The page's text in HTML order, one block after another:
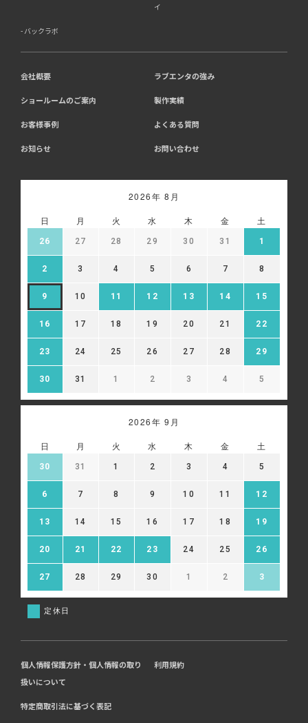
イ
バックラボ
会社概要 ラブエンタの強み
ショールームのご案内 製作実績
お客様事例 よくある質問
お知らせ お問い合わせ
2026年 8月
日 月 火 水 木 金 土
26 27 28 29 30 31 1
2 3 4 5 6 7 8
9 10 11 12 13 14 15
16 17 18 19 20 21 22
23 24 25 26 27 28 29
30 31 1 2 3 4 5
2026年 9月
日 月 火 水 木 金 土
30 31 1 2 3 4 5
6 7 8 9 10 11 12
13 14 15 16 17 18 19
20 21 22 23 24 25 26
27 28 29 30 1 2 3
定休日
個人情報保護方針・個人情報の取り
扱いについて
利用規約
特定商取引法に基づく表記